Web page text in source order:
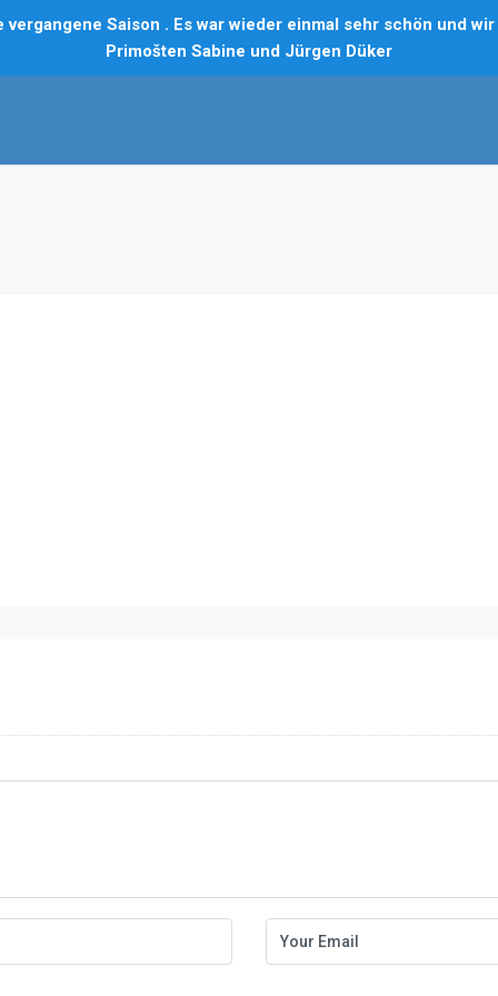
Saison . Es war wieder einmal sehr schön und
Primošten Sabine und Jürgen Düker